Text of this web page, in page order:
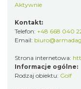
Aktywnie
Kontakt:
Telefon: +48 668 040
Email:
Strona internetowa:
Informacje ogólne:
Rodzaj obiektu: Golf